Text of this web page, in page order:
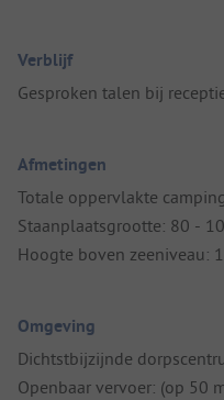
Verblijf
Gesproken talen bij
Afmetingen
Totale oppervlakte
Staanplaatsgrootte: 80 -
Hoogte boven zeeniveau:
Omgeving
Dichtstbijzijnde
Openbaar vervoer: (op 50